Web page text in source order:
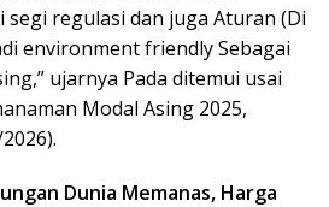
regulasi dan juga Aturan (Di
environment friendly Sebagai
ujarnya Pada ditemui usai
Modal Asing 2025,
Dunia Memanas, Harga